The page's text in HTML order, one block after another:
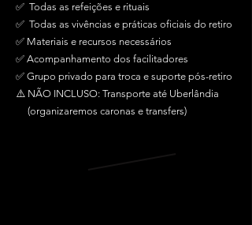
✅ Todas as refeições e rituais
✅ Todas as vivências e práticas oficiais do retiro
✅ Materiais e recursos necessários
✅ Acompanhamento dos facilitadores
✅ Grupo privado para troca e suporte pós-retiro
⚠️ NÃO INCLUSO: Transporte até Uberlândia
(organizaremos caronas e transfers)